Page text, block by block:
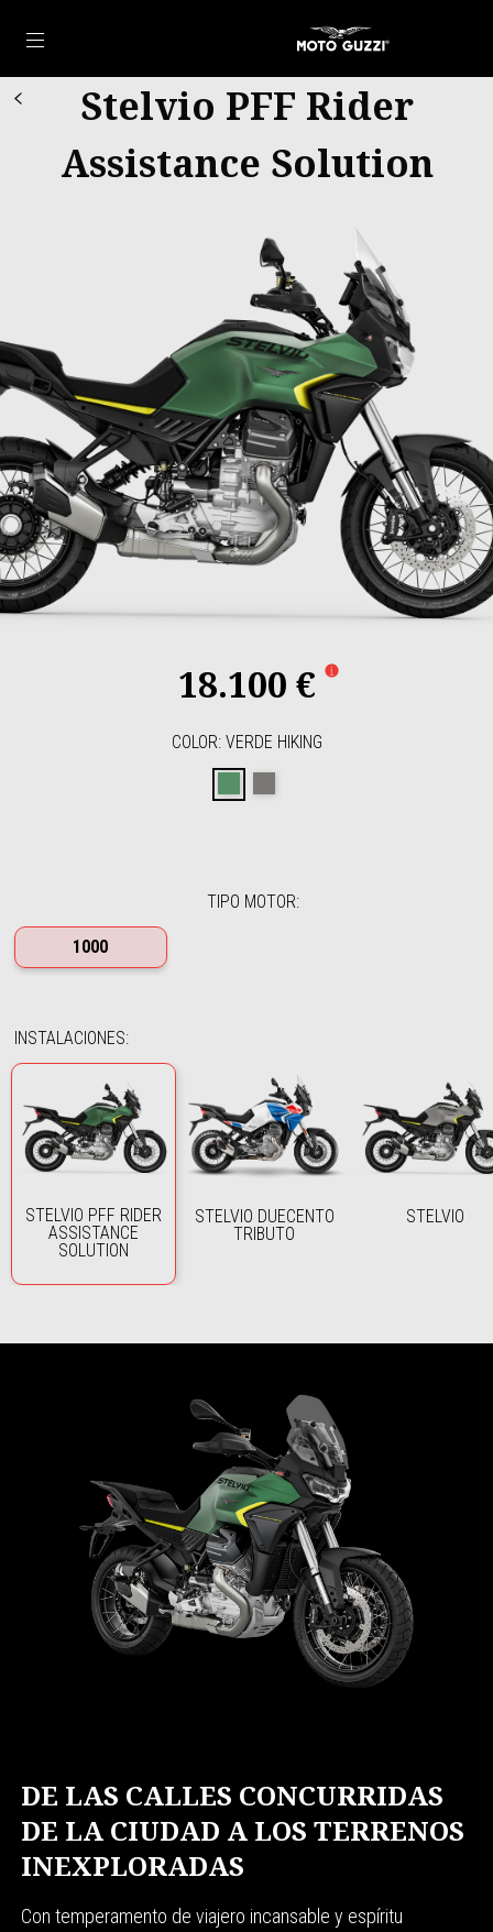
Ir al contenido principal
Stelvio PFF Rider
Assistance Solution
18.100 €
COLOR: VERDE HIKING
TIPO MOTOR:
1000
INSTALACIONES:
STELVIO PFF RIDER
ASSISTANCE
SOLUTION
STELVIO DUECENTO
TRIBUTO
STELVIO
DE LAS CALLES CONCURRIDAS
DE LA CIUDAD A LOS TERRENOS
INEXPLORADAS
Con temperamento de viajero incansable y espíritu